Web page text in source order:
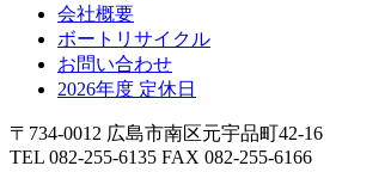
会社概要
ボートリサイクル
お問い合わせ
2026年度 定休日
〒734-0012 広島市南区元宇品町42-16
TEL 082-255-6135 FAX 082-255-6166